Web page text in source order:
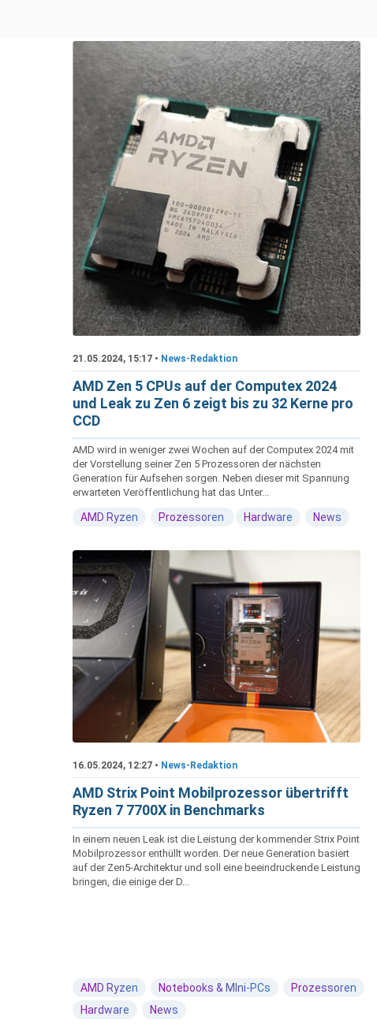
21.05.2024, 15:17 • News-Redaktion
AMD Zen 5 CPUs auf der Computex 2024
und Leak zu Zen 6 zeigt bis zu 32 Kerne pro
CCD
AMD wird in weniger zwei Wochen auf der Computex 2024 mit
der Vorstellung seiner Zen 5 Prozessoren der nächsten
Generation für Aufsehen sorgen. Neben dieser mit Spannung
erwarteten Veröffentlichung hat das Unter...
AMD Ryzen Prozessoren Hardware News
16.05.2024, 12:27 • News-Redaktion
AMD Strix Point Mobilprozessor übertrifft
Ryzen 7 7700X in Benchmarks
In einem neuen Leak ist die Leistung der kommender Strix Point
Mobilprozessor enthüllt worden. Der neue Generation basiert
auf der Zen5-Architektur und soll eine beeindruckende Leistung
bringen, die einige der D...
AMD Ryzen Notebooks & MIni-PCs
Prozessoren
Hardware
News